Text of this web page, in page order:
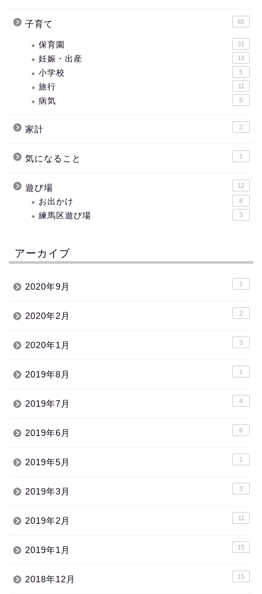
子育て 65
保育園 31
妊娠・出産 10
小学校 5
旅行 11
病気 5
家計 2
気になること 1
遊び場 12
お出かけ 8
練馬区遊び場 3
アーカイブ
2020年9月 1
2020年2月 2
2020年1月 3
2019年8月 1
2019年7月 4
2019年6月 6
2019年5月 1
2019年3月 3
2019年2月 11
2019年1月 15
2018年12月 15